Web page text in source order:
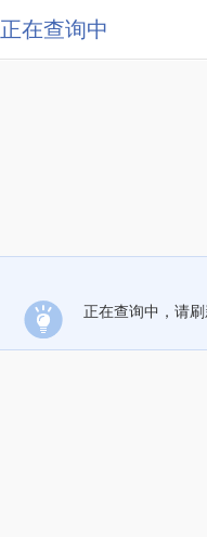
正在查询中
正在查询中，请